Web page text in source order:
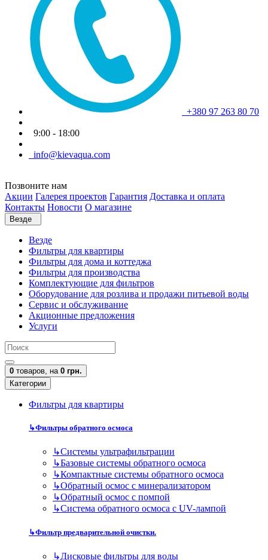
+380 97 263 80 70
9:00 - 18:00
info@kievaqua.com
Позвоните нам
Акции Галерея проектов Гарантия Доставка и оплата
Контакты Новости О магазине
Везде
Везде
Фильтры для квартиры
Фильтры для дома и коттеджа
Фильтры для производства
Комплектующие для фильтров
Оборудование для розлива и продажи питьевой воды
Сервис и обслуживание
Акционные предложения
Услуги
0 товаров, на 0 грн.
Категории
Фильтры для квартиры
↳Фильтры обратного осмоса
↳Cистемы ультрафильтрации
↳Базовые системы обратного осмоса
↳Компактные системы обратного осмоса
↳Обратный осмос с минерализатором
↳Обратный осмос с помпой
↳Система обратного осмоса с UV-лампой
↳Фильтр предварительной очистки.
↳Дисковые фильтры для воды